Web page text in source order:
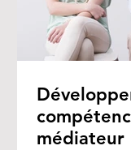
médiateur